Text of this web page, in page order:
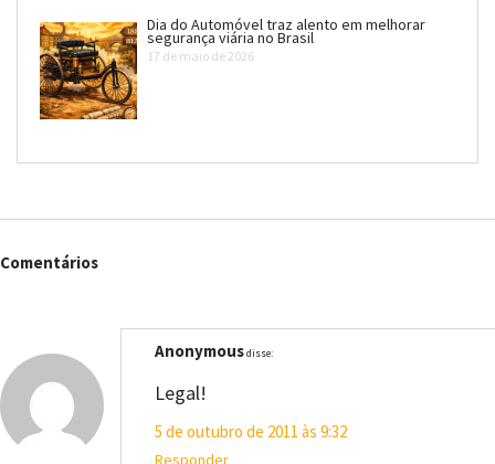
Dia do Automóvel traz alento em melhorar
segurança viária no Brasil
17 de maio de 2026
Comentários
Anonymousdisse:
Legal!
5 de outubro de 2011 às 9:32
Responder